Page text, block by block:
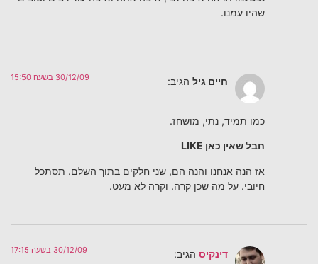
שהיו עמנו.
חיים גיל הגיב: 30/12/09 בשעה 15:50
כמו תמיד, נתי, מושחז.
חבל שאין כאן LIKE
אז הנה אנחנו והנה הם, שני חלקים בתוך השלם. תסתכל
חיובי. על מה שכן קרה. וקרה לא מעט.
דינקיס הגיב: 30/12/09 בשעה 17:15